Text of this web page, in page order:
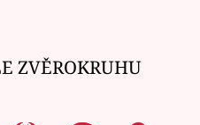
ZVĚROKRUHU